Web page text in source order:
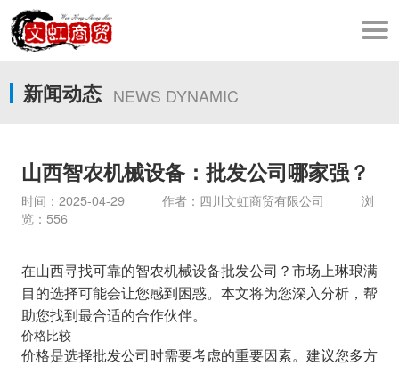
新闻动态 NEWS DYNAMIC
山西智农机械设备：批发公司哪家强？
时间：2025-04-29 作者：四川文虹商贸有限公司 浏
览：556
在山西寻找可靠的智农机械设备批发公司？市场上琳琅满
目的选择可能会让您感到困惑。本文将为您深入分析，帮
助您找到最合适的合作伙伴。
价格比较
价格是选择批发公司时需要考虑的重要因素。建议您多方